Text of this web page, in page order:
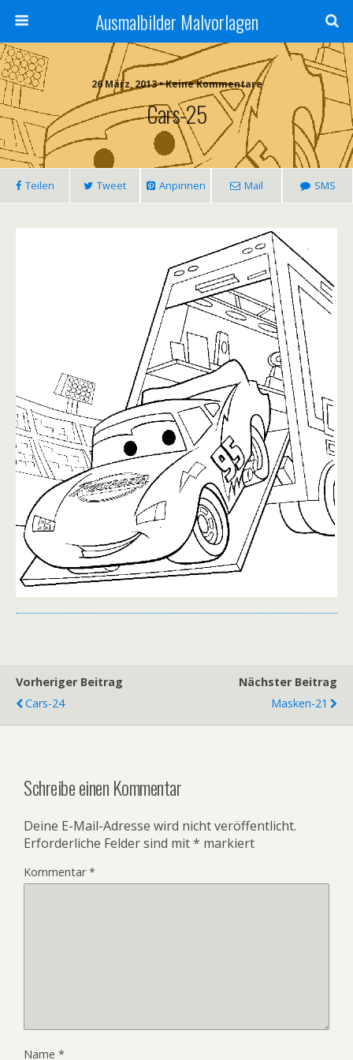
Ausmalbilder Malvorlagen
26 März, 2013 • Keine Kommentare
Cars-25
Teilen Tweet Anpinnen Mail SMS
Vorheriger Beitrag
Cars-24
Nächster Beitrag
Masken-21
Schreibe einen Kommentar
Deine E-Mail-Adresse wird nicht veröffentlicht.
Erforderliche Felder sind mit* markiert
Kommentar*
Name *